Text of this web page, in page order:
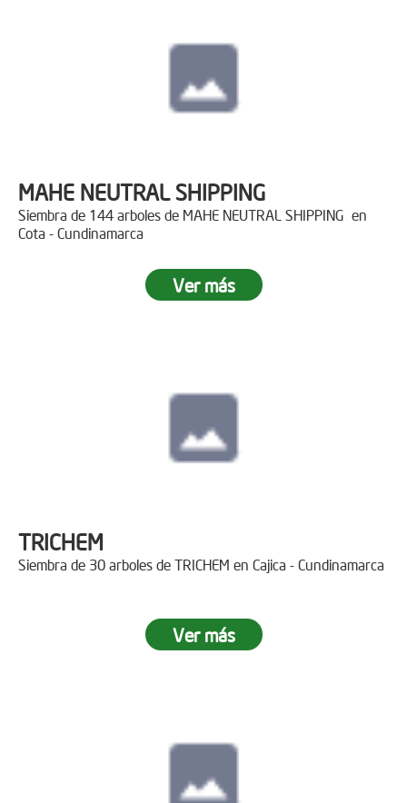
MAHE NEUTRAL SHIPPING
Siembra de 144 arboles de MAHE NEUTRAL SHIPPING en
Cota - Cundinamarca
Ver más
TRICHEM
Siembra de 30 arboles de TRICHEM en Cajica - Cundinamarca
Ver más